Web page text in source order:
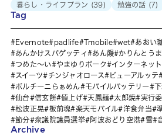
暮らし・ライフプラン (39) 勉強の話 (7)
Tag
Evernote padlife Tmobile wet
あおい
あんかけスパゲッティ
あん饅 かりんとう
つめた～い
やまゆりポーク インターネット
スイーツ
チンジャオロース ビューアルッテ
ポルチーニらぁめん
モバイルバッテリー
仙台
信玄餅 値上げ 天鳳麺 太郎焼 実行
松波正晃
板前魂 楽天モバイル 洋食弁当
節分
衆議院議員選挙 阿波おどり空港 雪
Archive